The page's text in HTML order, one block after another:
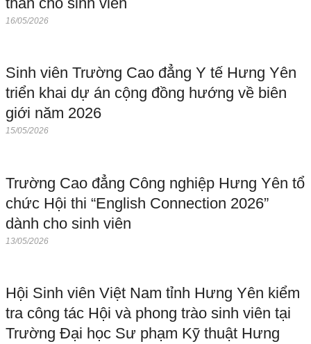
16/05/2026
Sinh viên Trường Cao đẳng Y tế Hưng Yên
triển khai dự án cộng đồng hướng về biên
giới năm 2026
15/05/2026
Trường Cao đẳng Công nghiệp Hưng Yên tổ
chức Hội thi “English Connection 2026”
dành cho sinh viên
13/05/2026
Hội Sinh viên Việt Nam tỉnh Hưng Yên kiểm
tra công tác Hội và phong trào sinh viên tại
Trường Đại học Sư phạm Kỹ thuật Hưng